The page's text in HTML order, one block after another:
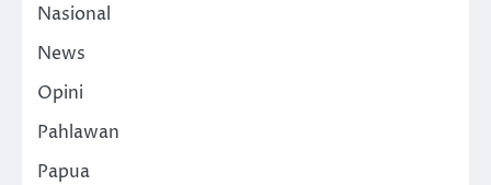
Nasional
News
Opini
Pahlawan
Papua